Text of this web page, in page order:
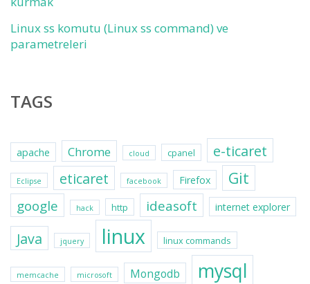
Linux ss komutu (Linux ss command) ve
parametreleri
TAGS
apache Chrome cloud cpanel e-ticaret
Eclipse eticaret facebook Firefox Git
google hack http ideasoft internet explorer
Java jquery linux linux commands
memcache microsoft Mongodb mysql